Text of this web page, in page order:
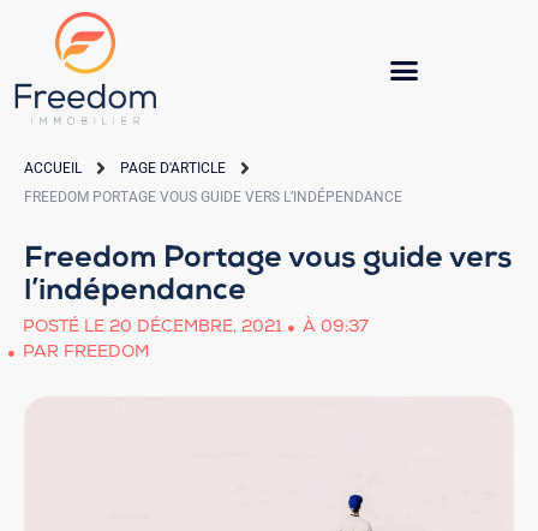
ACCUEIL
PAGE D'ARTICLE
FREEDOM PORTAGE VOUS GUIDE VERS L’INDÉPENDANCE
Freedom Portage vous guide vers
l’indépendance
POSTÉ LE 20 DÉCEMBRE, 2021 À 09:37
PAR FREEDOM